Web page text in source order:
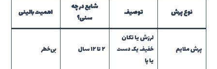
نوع پرش توصیف
شایع در چه
سنی؟
اهمیت بالینی
پرش ملایم
لرزش یا تکان
خفیف یک دست
یا پا
۲ تا ۱۲ سال بی‌خطر